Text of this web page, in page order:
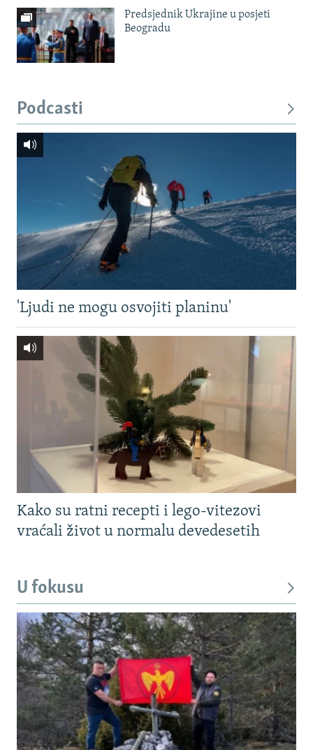
Predsjednik Ukrajine u posjeti
Beogradu
Podcasti
'Ljudi ne mogu osvojiti planinu'
Kako su ratni recepti i lego-vitezovi
vraćali život u normalu devedesetih
U fokusu